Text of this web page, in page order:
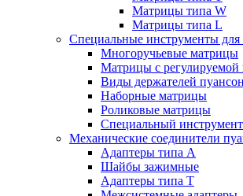
Матрицы типа W
Матрицы типа L
Специальные инструменты для
Многоручьевые матрицы
Матрицы с
Виды держателей
Наборные матрицы
Роликовые матрицы
Специальный инструмент
Механические соединители
Адаптеры типа A
Шайбы зажимные
Адаптеры типа T